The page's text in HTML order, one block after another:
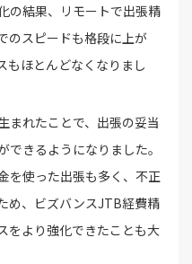
の結果、リモートで出張精
のスピードも格段に上が
もほとんどなくなりまし
まれたことで、出張の妥当
きるようになりました。
を使った出張も多く、不正
め、ビズバンスJTB経費精
をより強化できたことも大